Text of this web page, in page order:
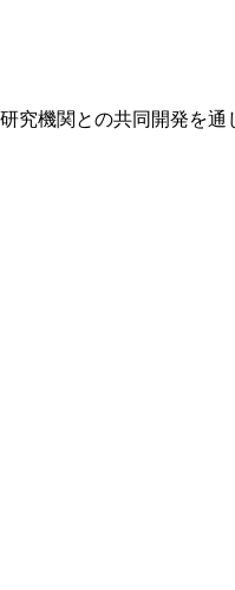
究機関との共同開発を